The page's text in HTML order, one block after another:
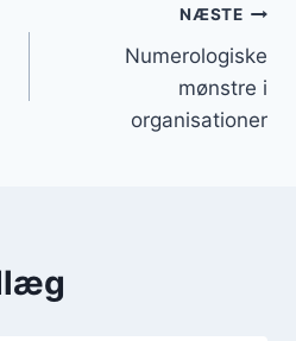
NÆSTE
Numerologiske
mønstre i
organisationer